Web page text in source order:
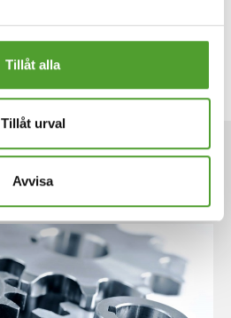
Tillåt alla
Tillåt urval
Avvisa
Sök